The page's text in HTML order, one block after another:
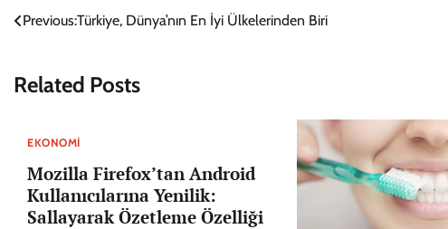
Yazı
Previous:Türkiye, Dünya’nın En İyi Ülkelerinden Biri
Related Posts
EKONOMI
Mozilla Firefox’tan Android
Kullanıcılarına Yenilik:
Sallayarak Özetleme Özelliği